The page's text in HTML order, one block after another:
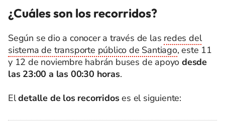
¿Cuáles son los recorridos?
Según se dio a conocer a través de las redes del
sistema de transporte público de Santiago, este 11
y 12 de noviembre habrán buses de apoyo desde
las 23:00 a las 00:30 horas.
Eldetalle de los recorridoses el siguiente: